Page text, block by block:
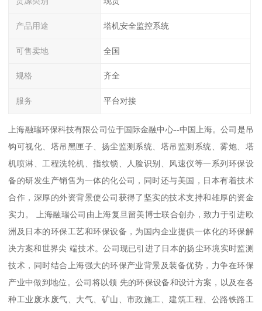
产品用途 塔机安全监控系统
可售卖地 全国
规格 齐全
服务 平台对接
上海融瑞环保科技有限公司位于国际金融中心--中国上海。公司是吊
钩可视化、塔吊黑匣子、扬尘监测系统、塔吊监测系统、雾炮、塔
机喷淋、工程洗轮机、指纹锁、人脸识别、风速仪等一系列环保设
备的研发生产销售为一体的化公司，同时还与美国，日本有着技术
合作，深厚的外资背景使公司获得了坚实的技术支持和雄厚的资金
实力。 上海融瑞公司由上海复旦留美博士联合创办，致力于引进欧
洲及日本的环保工艺和环保设备，为国内企业提供一体化的环保解
决方案和世界尖 端技术。公司现已引进了日本的扬尘环境实时监测
技术，同时结合上海强大的环保产业背景及装备优势，力争在环保
产业中做到地位。公司将以领 先的环保设备和设计方案，以及在各
种工业废水废气、大气、矿山、市政施工、建筑工程、公路铁路工